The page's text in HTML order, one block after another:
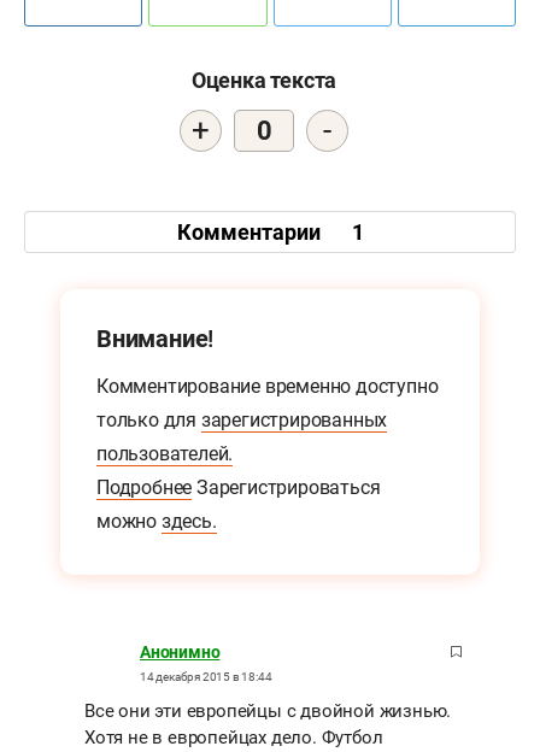
Оценка текста
+ 0 -
Комментарии 1
Внимание!
Комментирование временно доступно
только для зарегистрированных
пользователей.
Подробнее Зарегистрироваться
можно здесь.
Анонимно
14 декабря 2015 в 18:44
Все они эти европейцы с двойной жизнью.
Хотя не в европейцах дело. Футбол